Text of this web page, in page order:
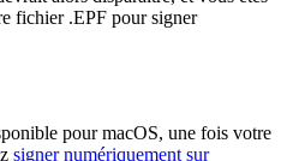
fichier .EPF pour signer
pour macOS, une fois votre
signer numériquement sur